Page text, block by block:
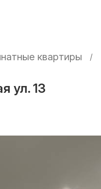
квартиры
ул. 13